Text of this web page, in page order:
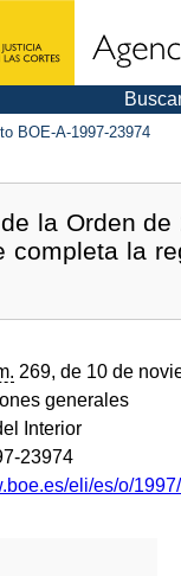
BOE-A-1997-23974
la Orden
completa la
269, de 10 de
generales
Interior
23974
eli/es/o/